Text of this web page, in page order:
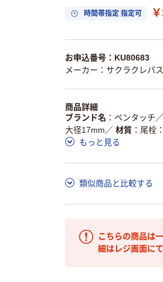
時間帯指定 指定可
お申込番号：KU80683
メーカー：サクラクレパス
商品詳細
ブランド名
ペンタッチ ／
大径17mm ／ 材質
尾栓
もっと見る
類似商品と比較する
こちらの商品は
細はレジ画面に